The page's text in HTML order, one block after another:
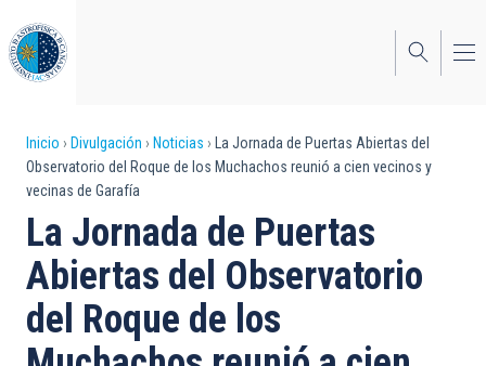
al
contenido
principal
Sobrescribir
enlaces
de
ayuda
a
la
Inicio Divulgación Noticias
La Jornada de Puertas Abiertas del
Observatorio del Roque de los Muchachos reunió a cien vecinos y
vecinas de Garafía
La Jornada de Puertas
Abiertas del Observatorio
del Roque de los